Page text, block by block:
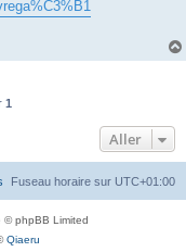
1
Aller
Fuseau horaire sur UTC+01:00
© phpBB Limited
Qiaeru